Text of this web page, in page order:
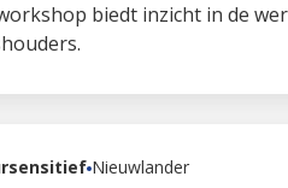
biedt inzicht in de
Nieuwlander